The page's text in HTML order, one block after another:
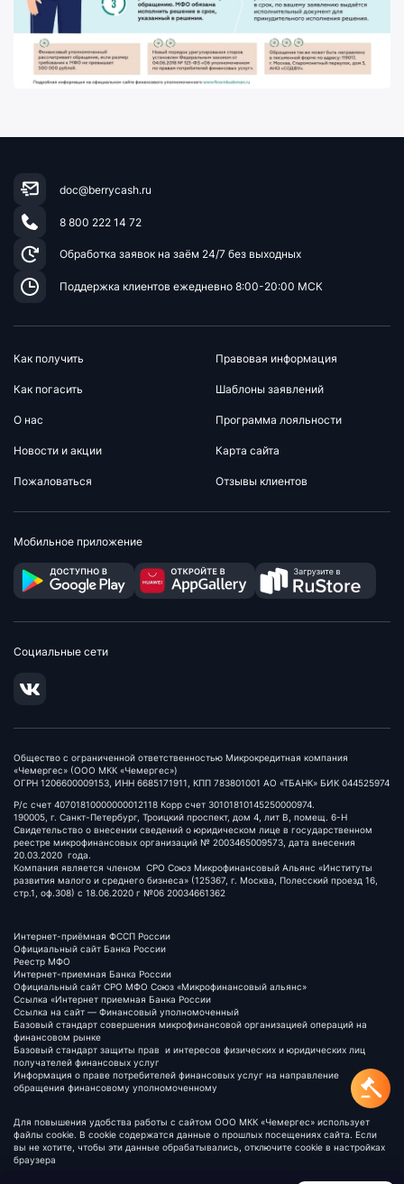
8 800 222 14 72
doc@berrycash.ru
Поддержка клиентов ежедневно 8:00-20:00 МСК
Обработка заявок на заём 24/7 без выходных
Как получить
Как погасить
О нас
Новости и акции
Пожаловаться
Правовая информация
Шаблоны заявлений
Программа лояльности
Карта сайта
Отзывы клиентов
Социальные сети
Мобильное приложение
Общество с ограниченной ответственностью Микрокредитная компания
«Чемергес» (ООО МКК «Чемергес»)
ОГРН 1206600009153, ИНН 6685171911, КПП 783801001 АО «ТБАНК» БИК 044525974
Р/с счет 40701810000000012118 Корр счет 30101810145250000974.
190005, г. Санкт-Петербург, Троицкий проспект, дом 4, лит В, помещ. 6-Н
Свидетельство о внесении сведений о юридическом лице в государственном
реестре микрофинансовых организаций № 2003465009573, дата внесения
20.03.2020 года.
Компания является членом СРО Союз Микрофинансовый Альянс «Институты
развития малого и среднего бизнеса» (125367, г. Москва, Полесский проезд 16,
стр.1, оф.308) c 18.06.2020 г №06 20034661362
Интернет-приёмная ФССП России
Официальный сайт Банка России
Реестр МФО
Интернет-приемная Банка России
Официальный сайт СРО МФО Союз «Микрофинансовый альянс»
Ссылка «Интернет приемная Банка России
Ссылка на сайт — Финансовый уполномоченный
Базовый стандарт совершения микрофинансовой организацией операций на
финансовом рынке
Базовый стандарт защиты прав и интересов физических и юридических лиц
получателей финансовых услуг
Информация о праве потребителей финансовых услуг на направление
обращения финансовому уполномоченному
Для повышения удобства работы с сайтом ООО МКК «Чемергес» использует
файлы cookie. В cookie содержатся данные о прошлых посещениях сайта. Если
вы не хотите, чтобы эти данные обрабатывались, отключите cookie в настройках
браузера